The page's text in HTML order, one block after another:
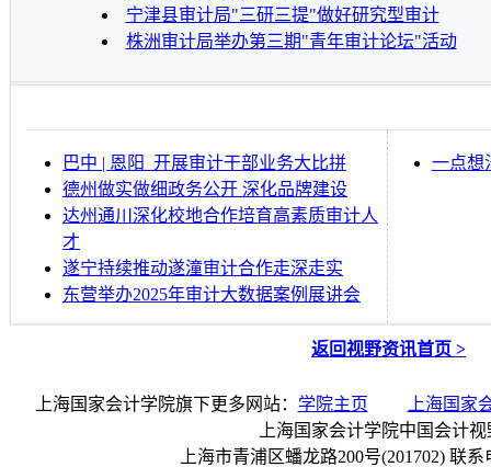
宁津县审计局"三研三提"做好研究型审计
株洲审计局举办第三期"青年审计论坛"活动
巴中 | 恩阳 开展审计干部业务大比拼
德州做实做细政务公开 深化品牌建设
达州通川深化校地合作培育高素质审计人
才
遂宁持续推动遂潼审计合作走深走实
东营举办2025年审计大数据案例展讲会
一点想
返回视野资讯首页 >
上海国家会计学院旗下更多网站： 学院主页
上海国家
上海国家会计学院中国会计
上海市青浦区蟠龙路200号(201702) 联系